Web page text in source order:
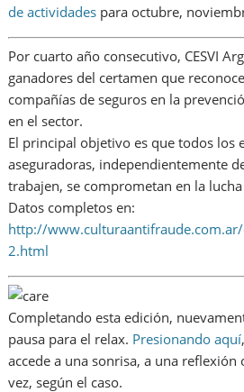
de actividades para octubre,
Por cuarto año consecutivo, CESVI
ganadores del certamen que
compañías de seguros en la
en el sector.
El principal objetivo es que todos los
aseguradoras, independientemente
trabajen, se comprometan en la
Datos completos en:
http://www.culturaantifraude.com.ar/
2.html
Completando esta edición,
pausa para el relax. Presionando aquí
accede a una sonrisa, a una reflexión
vez, según el caso.